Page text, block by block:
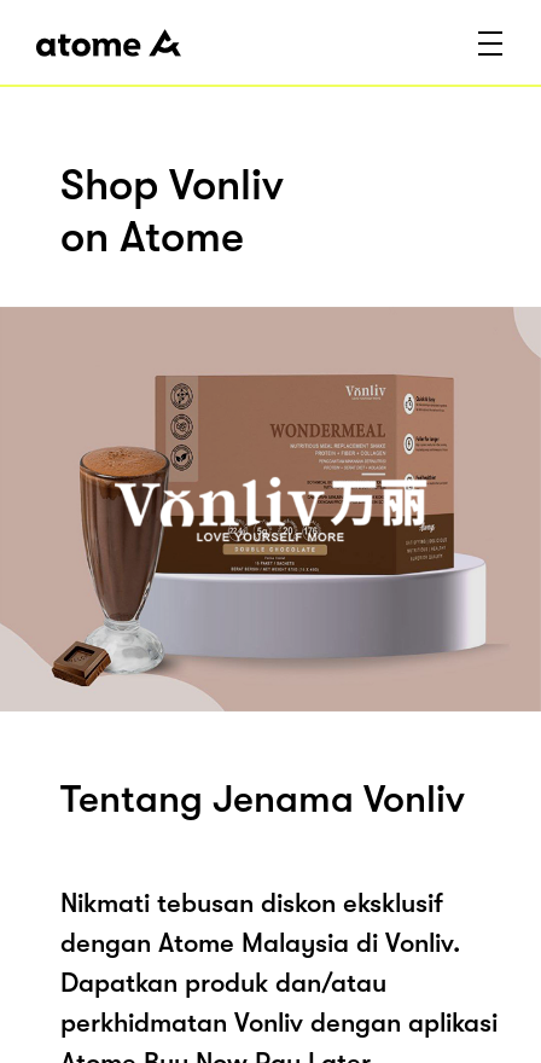
Shop Vonliv
on Atome
Tentang Jenama Vonliv
Nikmati tebusan diskon eksklusif
dengan Atome Malaysia di Vonliv.
Dapatkan produk dan/atau
perkhidmatan Vonliv dengan aplikasi